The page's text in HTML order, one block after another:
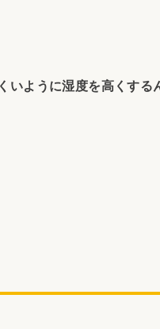
ように湿度を高くする